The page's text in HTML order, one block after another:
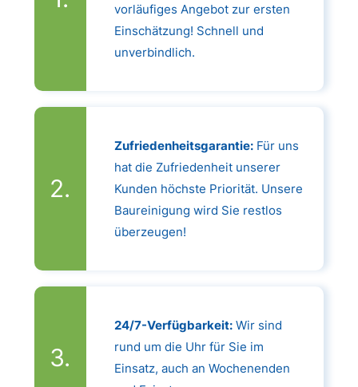
vorläufiges Angebot zur ersten
Einschätzung! Schnell und
unverbindlich.
Zufriedenheitsgarantie:Für uns
hat die Zufriedenheit unserer
Kunden höchste Priorität. Unsere
Baureinigung wird Sie restlos
überzeugen!
24/7-Verfügbarkeit:Wir sind
rund um die Uhr für Sie im
Einsatz, auch an Wochenenden